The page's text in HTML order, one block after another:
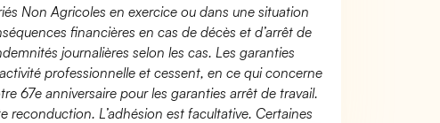
Non Agricoles en exercice ou dans une situation
financières en cas de décès et d’arrêt de
journalières selon les cas. Les garanties
professionnelle et cessent, en ce qui concerne
67e anniversaire pour les garanties arrêt de travail.
reconduction. L’adhésion est facultative. Certaines